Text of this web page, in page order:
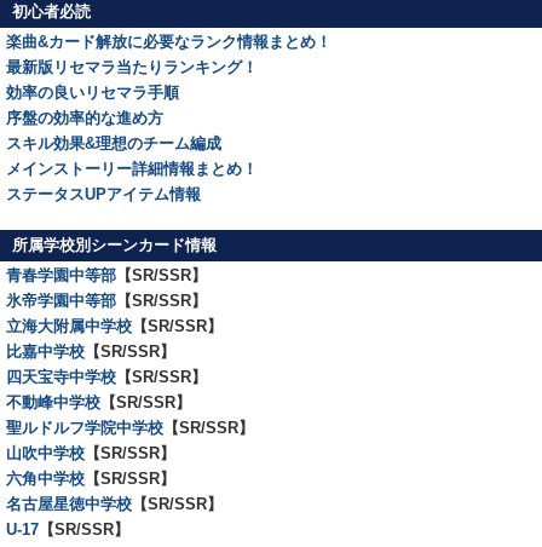
初心者必読
楽曲&カード解放に必要なランク情報まとめ！
最新版リセマラ当たりランキング！
効率の良いリセマラ手順
序盤の効率的な進め方
スキル効果&理想のチーム編成
メインストーリー詳細情報まとめ！
ステータスUPアイテム情報
所属学校別シーンカード情報
青春学園中等部 【SR/SSR】
氷帝学園中等部 【SR/SSR】
立海大附属中学校 【SR/SSR】
比嘉中学校 【SR/SSR】
四天宝寺中学校 【SR/SSR】
不動峰中学校 【SR/SSR】
聖ルドルフ学院中学校 【SR/SSR】
山吹中学校 【SR/SSR】
六角中学校 【SR/SSR】
名古屋星徳中学校 【SR/SSR】
U-17 【SR/SSR】